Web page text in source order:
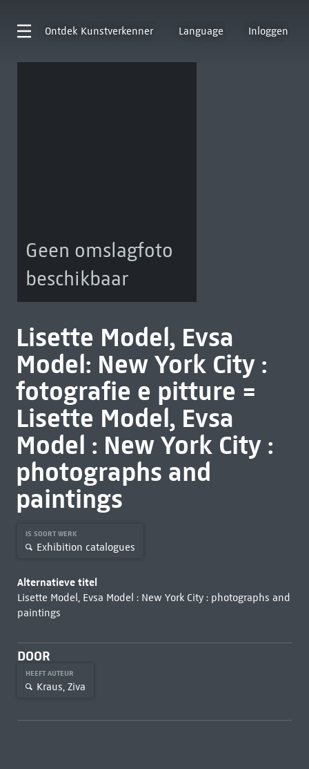
Ontdek Kunstverkenner Language Inloggen
Geen omslagfoto
beschikbaar
Lisette Model, Evsa
Model: New York City :
fotografie e pitture =
Lisette Model, Evsa
Model : New York City :
photographs and
paintings
IS SOORT WERK
Exhibition catalogues
Alternatieve titel
Lisette Model, Evsa Model : New York City : photographs and
paintings
DOOR
HEEFT AUTEUR
Kraus, Ziva